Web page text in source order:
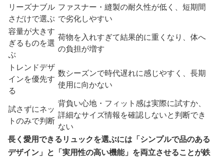
リーズナブル
さだけで選ぶ
ファスナー・縫製の耐久性が低く、短期間
で劣化しやすい
容量が大きす
ぎるものを選
ぶ
荷物を入れすぎて結果的に重くなり、体へ
の負担が増す
トレンドデザ
インを優先す
る
数シーズンで時代遅れに感じやすく、長期
使用に向かない
試さずにネッ
トのみで判断
背負い心地・フィット感は実際に試すか、
詳細なサイズ情報を確認しないと判断でき
ない
長く愛用できるリュックを選ぶには「シンプルで品のある
デザイン」と「実用性の高い機能」を両立させることが鉄